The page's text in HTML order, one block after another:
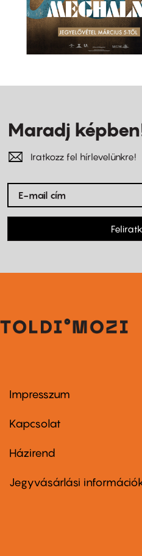
Maradj
Iratkozz fel hírlevelünkre!
Footer
first
Impresszum
Kapcsolat
Footer
second
Házirend
Jegyvásárlási